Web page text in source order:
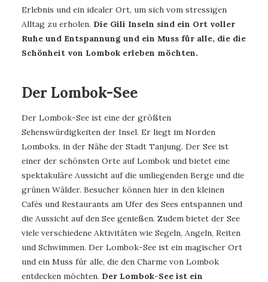
Erlebnis und ein idealer Ort, um sich vom stressigen
Alltag zu erholen. Die Gili Inseln sind ein Ort voller
Ruhe und Entspannung und ein Muss für alle, die die
Schönheit von Lombok erleben möchten.
Der Lombok-See
Der Lombok-See ist eine der größten
Sehenswürdigkeiten der Insel. Er liegt im Norden
Lomboks, in der Nähe der Stadt Tanjung. Der See ist
einer der schönsten Orte auf Lombok und bietet eine
spektakuläre Aussicht auf die umliegenden Berge und die
grünen Wälder. Besucher können hier in den kleinen
Cafés und Restaurants am Ufer des Sees entspannen und
die Aussicht auf den See genießen. Zudem bietet der See
viele verschiedene Aktivitäten wie Segeln, Angeln, Reiten
und Schwimmen. Der Lombok-See ist ein magischer Ort
und ein Muss für alle, die den Charme von Lombok
entdecken möchten. Der Lombok-See ist ein